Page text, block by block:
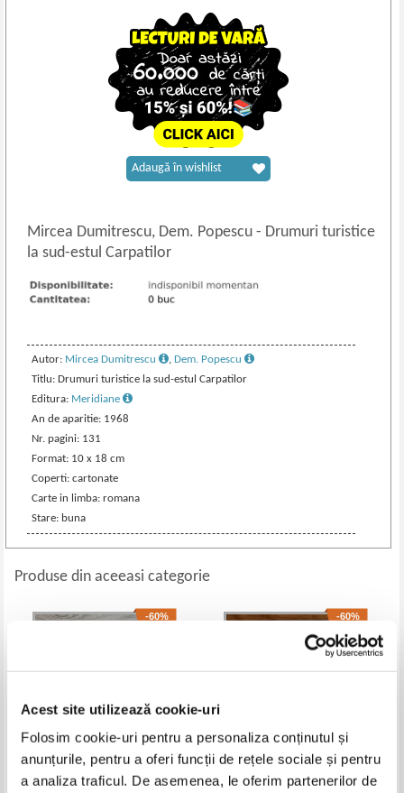
Acest site utilizează cookie-uri
Folosim cookie-uri pentru a personaliza conținutul și
anunțurile, pentru a oferi funcții de rețele sociale și pentru
a analiza traficul. De asemenea, le oferim partenerilor de
Mircea Dumitrescu, Dem. Popescu- Drumuri turistice
la sud-estul Carpatilor
Autor: Mircea Dumitrescu ,Dem. Popescu
Titlu: Drumuri turistice la sud-estul Carpatilor
Editura: Meridiane
An de aparitie: 1968
Nr. pagini: 131
Format: 10 x 18 cm
Coperti: cartonate
Carte in limba: romana
Stare: buna
Adaugă în wishlist
Produse din aceeasi categorie
-60% -60%